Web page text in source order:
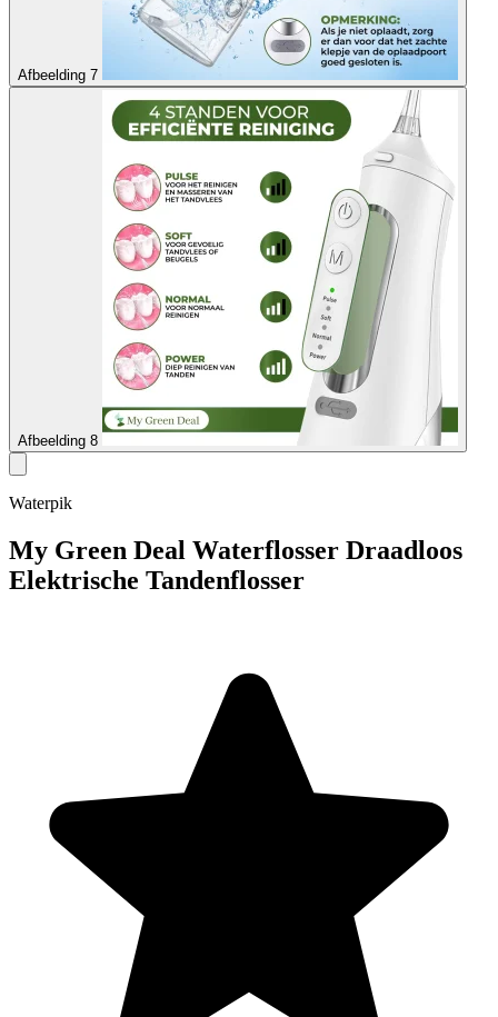
Afbeelding 7
Afbeelding 8
Waterpik
My Green Deal Waterflosser Draadloos
Elektrische Tandenflosser